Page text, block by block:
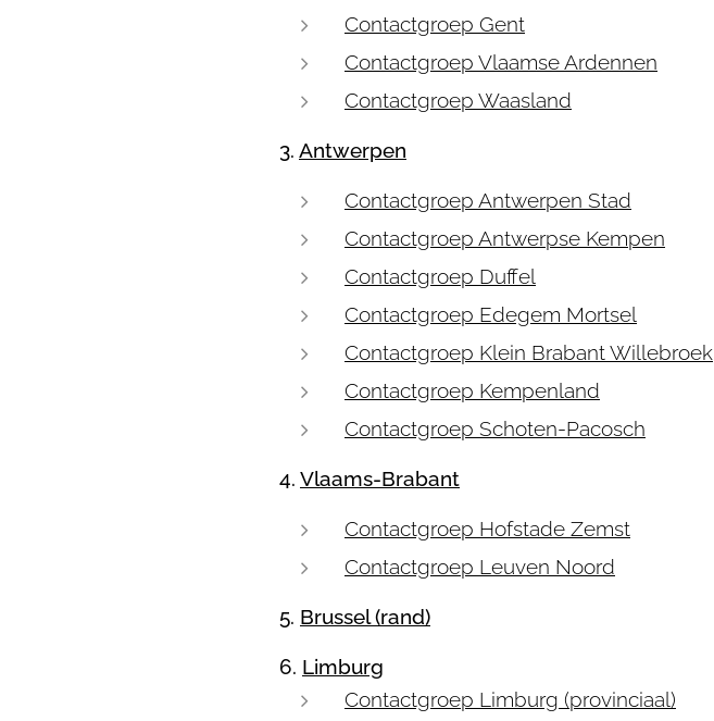
Contactgroep Gent
Contactgroep Vlaamse Ardennen
Contactgroep Waasland
3. Antwerpen
Contactgroep Antwerpen Stad
Contactgroep Antwerpse Kempen
Contactgroep Duffel
Contactgroep Edegem Mortsel
Contactgroep Klein Brabant Willebroek
Contactgroep Kempenland
Contactgroep Schoten-Pacosch
4. Vlaams-Brabant
Contactgroep Hofstade Zemst
Contactgroep Leuven Noord
5. Brussel (rand)
6. Limburg
Contactgroep Limburg (provinciaal)